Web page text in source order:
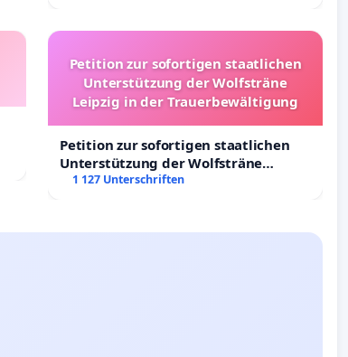
Petition zur sofortigen staatlichen
Unterstützung der Wolfsträne
Leipzig in der Trauerbewältigung
Petition zur sofortigen staatlichen
Unterstützung der Wolfsträne
Leipzig in der Trauerbewältigung
1 127 Unterschriften